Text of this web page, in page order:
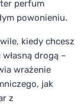
perfum
powonieniu.
kiedy chcesz
drogą –
wrażenie
jak
z